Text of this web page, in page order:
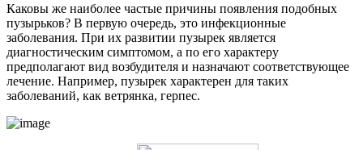
Каковы же наиболее частые причины появления подобных
пузырьков? В первую очередь, это инфекционные
заболевания. При их развитии пузырек является
диагностическим симптомом, а по его характеру
предполагают вид возбудителя и назначают соответствующее
лечение. Например, пузырек характерен для таких
заболеваний, как ветрянка, герпес.